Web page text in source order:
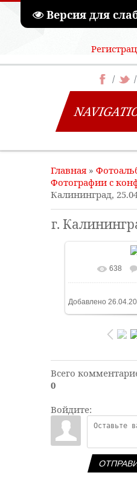
Версия для
Главная»
Фотографии с
Калининград,
г.
В реальном
638
Добавлено
Всего
0
Войдите: